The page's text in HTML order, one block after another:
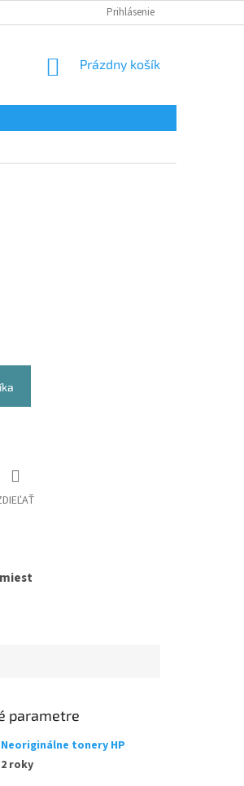
KONTAKTY
Prihlásenie
NÁKUPNÝ
Prázdny košík
parametre
Neoriginálne tonery HP
2 roky